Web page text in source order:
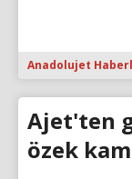
Anadolujet
Ajet'ten
özek